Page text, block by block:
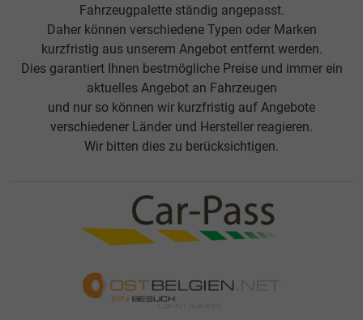
Fahrzeugpalette ständig angepasst.
Daher können verschiedene Typen oder Marken
kurzfristig aus unserem Angebot entfernt werden.
Dies garantiert Ihnen bestmögliche Preise und immer ein
aktuelles Angebot an Fahrzeugen
und nur so können wir kurzfristig auf Angebote
verschiedener Länder und Hersteller reagieren.
Wir bitten dies zu berücksichtigen.